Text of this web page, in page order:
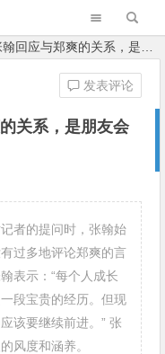
爽的关系，是朋友会联系不想把话说太满
关系，是朋友会
发表评论
者的提问时，张翰始
过多地评论郑爽的言
表示：“每个人成长
段宝贵的经历。但现
该要继续前进。” 张
风度和涵养。